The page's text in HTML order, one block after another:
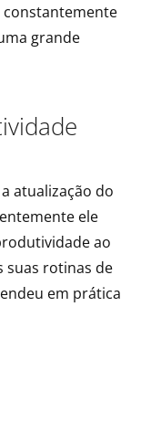
grande
atualização do
ele
ao
suas rotinas de
em prática